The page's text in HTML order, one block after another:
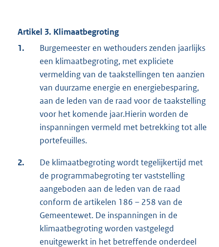
Artikel 3. Klimaatbegroting
1.
Burgemeester en wethouders zenden jaarlijks
een klimaatbegroting, met expliciete
vermelding van de taakstellingen ten aanzien
van duurzame energie en energiebesparing,
aan de leden van de raad voor de taakstelling
voor het komende jaar.Hierin worden de
inspanningen vermeld met betrekking tot alle
portefeuilles.
2.
De klimaatbegroting wordt tegelijkertijd met
de programmabegroting ter vaststelling
aangeboden aan de leden van de raad
conform de artikelen 186 – 258 van de
Gemeentewet. De inspanningen in de
klimaatbegroting worden vastgelegd
enuitgewerkt in het betreffende onderdeel